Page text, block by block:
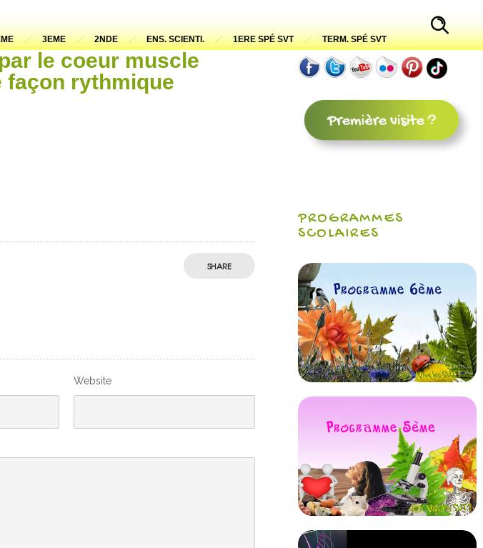
3EME 2NDE ENS. SCIENTI. 1ERE SPÉ SVT TERM. SPÉ SVT
le coeur muscle
façon rythmique
SHARE
Website
PROGRAMMES
SCOLAIRES